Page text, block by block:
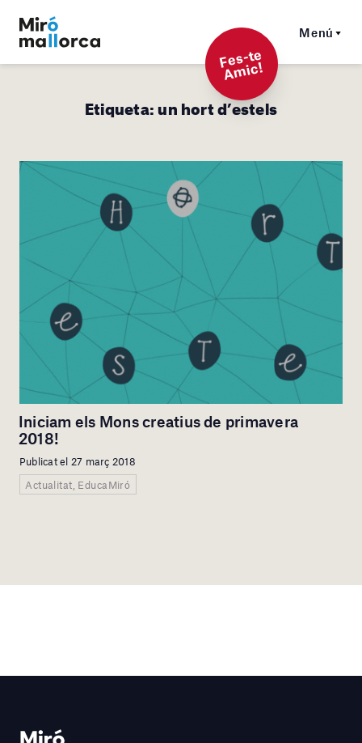
Menú
F
es-t
e
A
mi
c!
Etiqueta:un hort d’estels
Iniciam els Mons creatius de primavera
2018!
Publicat el 27 març 2018
Actualitat, EducaMiró